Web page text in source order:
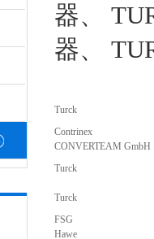
器、
器、
Turck
Contrinex
CONVERTEAM GmbH
Turck
Turck
FSG
Hawe